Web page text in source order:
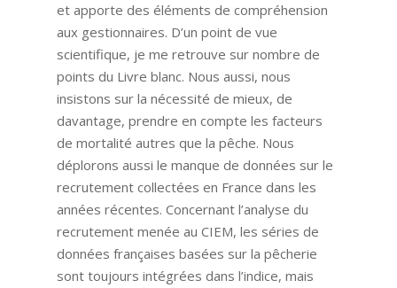
et apporte des éléments de compréhension
aux gestionnaires. D’un point de vue
scientifique, je me retrouve sur nombre de
points du Livre blanc. Nous aussi, nous
insistons sur la nécessité de mieux, de
davantage, prendre en compte les facteurs
de mortalité autres que la pêche. Nous
déplorons aussi le manque de données sur le
recrutement collectées en France dans les
années récentes. Concernant l’analyse du
recrutement menée au CIEM, les séries de
données françaises basées sur la pêcherie
sont toujours intégrées dans l’indice, mais